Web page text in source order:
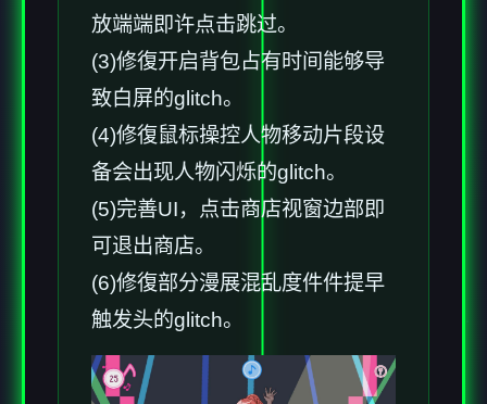
放端端即许点击跳过。
(3)修復开启背包占有时间能够导
致白屏的glitch。
(4)修復鼠标操控人物移动片段设
备会出现人物闪烁的glitch。
(5)完善UI，点击商店视窗边部即
可退出商店。
(6)修復部分漫展混乱度件件提早
触发头的glitch。